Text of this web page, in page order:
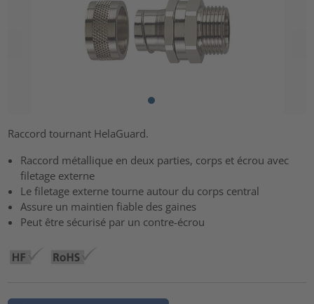
Raccord tournant HelaGuard.
Raccord métallique en deux parties, corps et écrou avec
filetage externe
Le filetage externe tourne autour du corps central
Assure un maintien fiable des gaines
Peut être sécurisé par un contre-écrou